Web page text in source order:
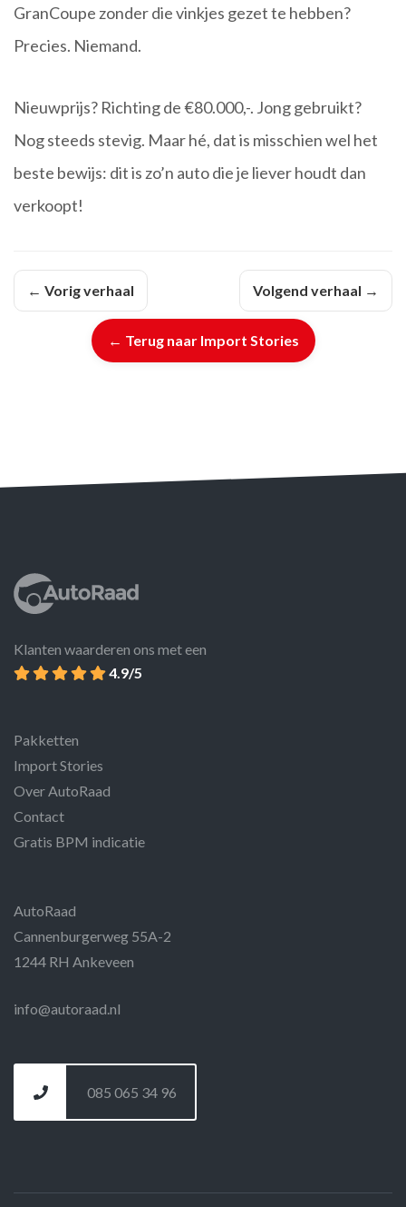
GranCoupe zonder die vinkjes gezet te hebben?
Precies. Niemand.
Nieuwprijs? Richting de €80.000,-. Jong gebruikt?
Nog steeds stevig. Maar hé, dat is misschien wel het
beste bewijs: dit is zo’n auto die je liever houdt dan
verkoopt!
← Vorig verhaal
← Terug naar Import Stories
Volgend verhaal →
Klanten waarderen ons met een
4.9/5
Pakketten
Import Stories
Over AutoRaad
Contact
Gratis BPM indicatie
AutoRaad
Cannenburgerweg 55A-2
1244 RH Ankeveen
info@autoraad.nl
085 065 34 96